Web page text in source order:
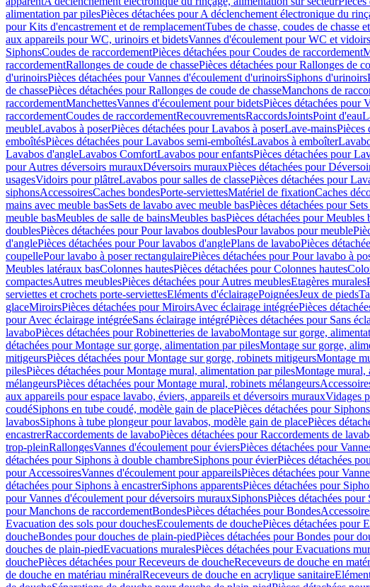
alimentation par pilesPièces détachées pour A déclenchement électronique du
pour Kits d'encastrement et de remplacementTubes de chasse, coudes de chasse
aux appareils pour WC, urinoirs et bidetsVannes d'écoulement pour WC et
SiphonsCoudes de raccordementPièces détachées pour Coudes de raccordement
raccordementRallonges de coude de chassePièces détachées pour Rallonges de
d'urinoirsPièces détachées pour Vannes d'écoulement d'urinoirsSiphons d'urinoirs
de chassePièces détachées pour Rallonges de coude de chasseManchons de
raccordementManchettesVannes d'écoulement pour bidetsPièces détachées pour
raccordementCoudes de raccordementRecouvrementsRaccordsJointsPoint d'eau
meubleLavabos à poserPièces détachées pour Lavabos à poserLave-mainsPièces
emboîtésPièces détachées pour Lavabos semi-emboîtésLavabos à emboîter
Lavabos d'angleLavabos ComfortLavabos pour enfantsPièces détachées pour
pour Autres déversoirs murauxDéversoirs murauxPièces détachées pour
usagesVidoirs pour plâtreLavabos pour salles de classePièces détachées pour
siphonsAccessoiresCaches bondesPorte-serviettesMatériel de fixationCaches
mains avec meuble basSets de lavabo avec meuble basPièces détachées pour
meuble basMeubles de salle de bainsMeubles basPièces détachées pour Meubles
doublesPièces détachées pour Pour lavabos doublesPour lavabos pour meuble
d'anglePièces détachées pour Pour lavabos d'anglePlans de lavaboPièces
coupellePour lavabo à poser rectangulairePièces détachées pour Pour lavabo à
Meubles latéraux basColonnes hautesPièces détachées pour Colonnes hautes
compactesAutres meublesPièces détachées pour Autres meublesEtagères murales
serviettes et crochets porte-serviettesEléments d'éclairagePoignéesJeux de pieds
glaceMiroirsPièces détachées pour MiroirsAvec éclairage intégréePièces
pour Avec éclairage intégréeSans éclairage intégréPièces détachées pour Sans
lavaboPièces détachées pour Robinetteries de lavaboMontage sur gorge,
détachées pour Montage sur gorge, alimentation par pilesMontage sur gorge,
mitigeursPièces détachées pour Montage sur gorge, robinets mitigeursMontage
pilesPièces détachées pour Montage mural, alimentation par pilesMontage mural,
mélangeursPièces détachées pour Montage mural, robinets mélangeurs
aux appareils pour espace lavabo, éviers, appareils et déversoirs murauxVidages
coudéSiphons en tube coudé, modèle gain de placePièces détachées pour
lavabosSiphons à tube plongeur pour lavabos, modèle gain de placePièces
encastrerRaccordements de lavaboPièces détachées pour Raccordements de
trop-pleinRallongesVannes d'écoulement pour éviersPièces détachées pour
détachées pour Siphons à double chambreSiphons pour évierPièces détachées
pour AccessoiresVannes d'écoulement pour appareilsPièces détachées pour
détachées pour Siphons à encastrerSiphons apparentsPièces détachées pour
pour Vannes d'écoulement pour déversoirs murauxSiphonsPièces détachées pour
pour Manchons de raccordementBondesPièces détachées pour Bondes
Evacuation des sols pour douchesEcoulements de douchePièces détachées pour
doucheBondes pour douches de plain-piedPièces détachées pour Bondes pour
douches de plain-piedEvacuations muralesPièces détachées pour Evacuations
douchePièces détachées pour Receveurs de doucheReceveurs de douche en
de douche en matériau minéralReceveurs de douche en acrylique sanitaire